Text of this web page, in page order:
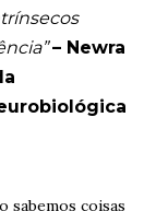
– Newra
sabemos coisas